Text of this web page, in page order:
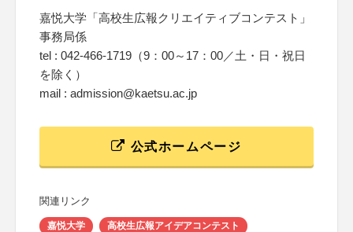
嘉悦大学「高校生広報クリエイティブコンテスト」
事務局係
tel : 042-466-1719（9：00～17：00／土・日・祝日
を除く）
mail : admission@kaetsu.ac.jp
公式ホームページ
関連リンク
嘉悦大学 高校生広報アイデアコンテスト